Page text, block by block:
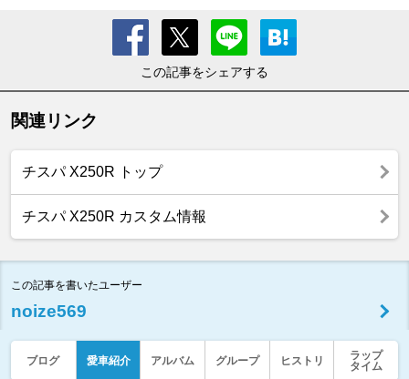
この記事をシェアする
関連リンク
チスパ X250R トップ
チスパ X250R カスタム情報
この記事を書いたユーザー
noize569
ブログ 愛車紹介 アルバム グループ ヒストリ
ラップ
タイム